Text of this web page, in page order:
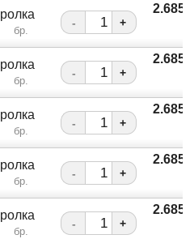
ролка
бр.
- +
2.685
ролка
бр.
- +
2.685
ролка
бр.
- +
2.685
ролка
бр.
- +
2.685
ролка
бр.
- +
2.685